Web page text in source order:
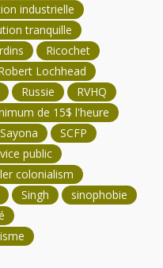
industrielle
tranquille
Ricochet
Lochhead
Russie
RVHQ
de 15$ l'heure
Sayona
SCFP
public
colonialism
Singh
sinophobie